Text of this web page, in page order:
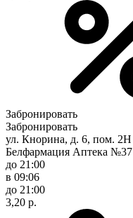
Забронировать
Забронировать
ул. Кнорина, д. 6, пом. 2Н
Белфармация Аптека №37
до 21:00
в 09:06
до 21:00
3,20 р.